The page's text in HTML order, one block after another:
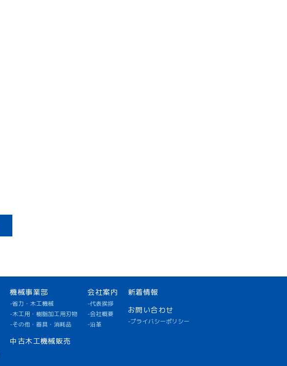
機械事業部
-省力・木工機械
-木工用・樹脂加工用刃物
-その他・器具・消耗品
中古木工機械販売
会社案内
-代表挨拶
-会社概要
-沿革
新着情報
お問い合わせ
-プライバシーポリシー